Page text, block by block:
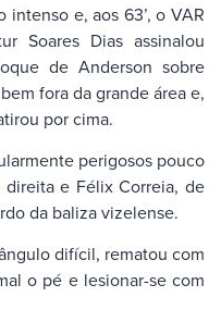
e, aos 63’, o VAR
Soares Dias assinalou
de Anderson sobre
fora da grande área e,
por cima.
perigosos pouco
e Félix Correia, de
da baliza vizelense.
difícil, rematou com
o pé e lesionar-se com